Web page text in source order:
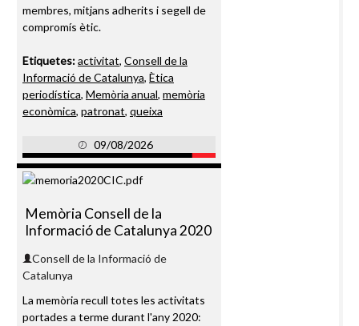
membres, mitjans adherits i segell de
compromís ètic.
Etiquetes:activitat, Consell de la
Informació de Catalunya, Ètica
periodística, Memòria anual, memòria
econòmica, patronat, queixa
09/08/2026
Memòria Consell de la
Informació de Catalunya 2020
Consell de la Informació de
Catalunya
La memòria recull totes les activitats
portades a terme durant l'any 2020: